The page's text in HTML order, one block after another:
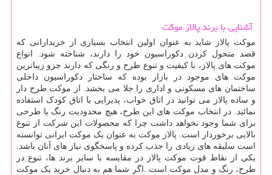
آشنایی با برند پالاز موکت
موکت پالاز
شاید به عنوان اولین انتخاب بسیاری از خریدارانی که
قصد متحول کردن دکوراسیون خود را دارند، شناخته شود. انواع
موکت های پالاز، با کیفیت و تنوع طرح و رنگی که دارند جزو زیباترین
موکت های موجود در بازار بوده که ساختار دکوراسیون داخلی
ساختمان های مسکونی و اداری را جلا می بخشد. از موکت طرح دار
و ساده پالاز می توانید در اتاق خواب، پذیرایی یا اتاق کودک استفاده
نمائید. در انتخاب موکت های این طرح، هیچ محدودیت رنگ یا طرحی
برای شما وجود نخواهد داشت چرا که محصولات این شرکت از تنوع
بالایی برخوردار است. پالاز موکت به عنوان یک موکت ایرانی توانسته
است سلیقه های زیادی را جذب کرده و پاسخگوی نیاز های آنان باشد
یکی از نقاط قوت موکت پالاز در مقایسه با سایر برند ها، تنوع در
طرح، رنگ و مدل موکت است
اگر شما هم به دنبال خرید یک موکت